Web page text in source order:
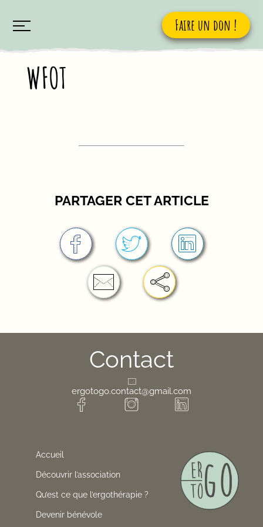
Faire un don !
WFOT
PARTAGER CET ARTICLE
Contact
ergotogo.contact@gmail.com
Accueil
Découvrir l’association
Qu’est ce que l’ergothérapie ?
Devenir bénévole